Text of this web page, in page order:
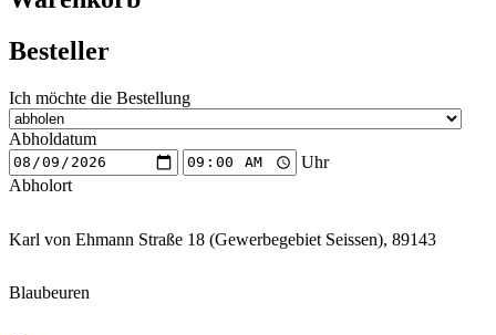
Besteller
Ich möchte die Bestellung
Abholdatum
Uhr
Abholort
Karl von Ehmann Straße 18 (Gewerbegebiet Seissen), 89143
Blaubeuren